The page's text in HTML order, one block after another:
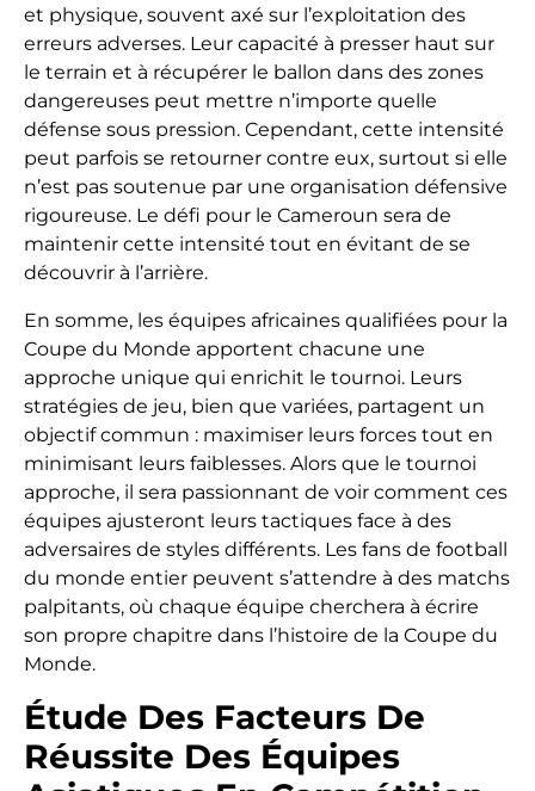
et physique, souvent axé sur l’exploitation des
erreurs adverses. Leur capacité à presser haut sur
le terrain et à récupérer le ballon dans des zones
dangereuses peut mettre n’importe quelle
défense sous pression. Cependant, cette intensité
peut parfois se retourner contre eux, surtout si elle
n’est pas soutenue par une organisation défensive
rigoureuse. Le défi pour le Cameroun sera de
maintenir cette intensité tout en évitant de se
découvrir à l’arrière.
En somme, les équipes africaines qualifiées pour la
Coupe du Monde apportent chacune une
approche unique qui enrichit le tournoi. Leurs
stratégies de jeu, bien que variées, partagent un
objectif commun : maximiser leurs forces tout en
minimisant leurs faiblesses. Alors que le tournoi
approche, il sera passionnant de voir comment ces
équipes ajusteront leurs tactiques face à des
adversaires de styles différents. Les fans de football
du monde entier peuvent s’attendre à des matchs
palpitants, où chaque équipe cherchera à écrire
son propre chapitre dans l’histoire de la Coupe du
Monde.
Étude Des Facteurs De
Réussite Des Équipes